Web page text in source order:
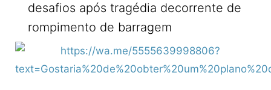
desafios após tragédia decorrente de
rompimento de barragem